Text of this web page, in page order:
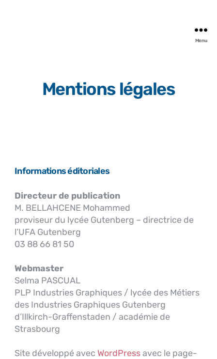
Menu
Mentions légales
Informations éditoriales
Directeur de publication
M. BELLAHCENE Mohammed
proviseur du lycée Gutenberg – directrice de
l’UFA Gutenberg
03 88 66 81 50
Webmaster
Selma PASCUAL
PLP Industries Graphiques / lycée des Métiers
des Industries Graphiques Gutenberg
d’Illkirch-Graffenstaden / académie de
Strasbourg
Site développé avec WordPressavec le page-